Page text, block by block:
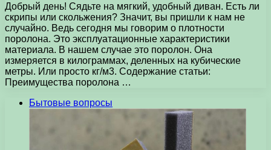
Добрый день! Сядьте на мягкий, удобный диван. Есть ли
скрипы или скольжения? Значит, вы пришли к нам не
случайно. Ведь сегодня мы говорим о плотности
поролона. Это эксплуатационные характеристики
материала. В нашем случае это поролон. Она
измеряется в килограммах, деленных на кубические
метры. Или просто кг/м3. Содержание статьи:
Преимущества поролона …
Бытовые вопросы